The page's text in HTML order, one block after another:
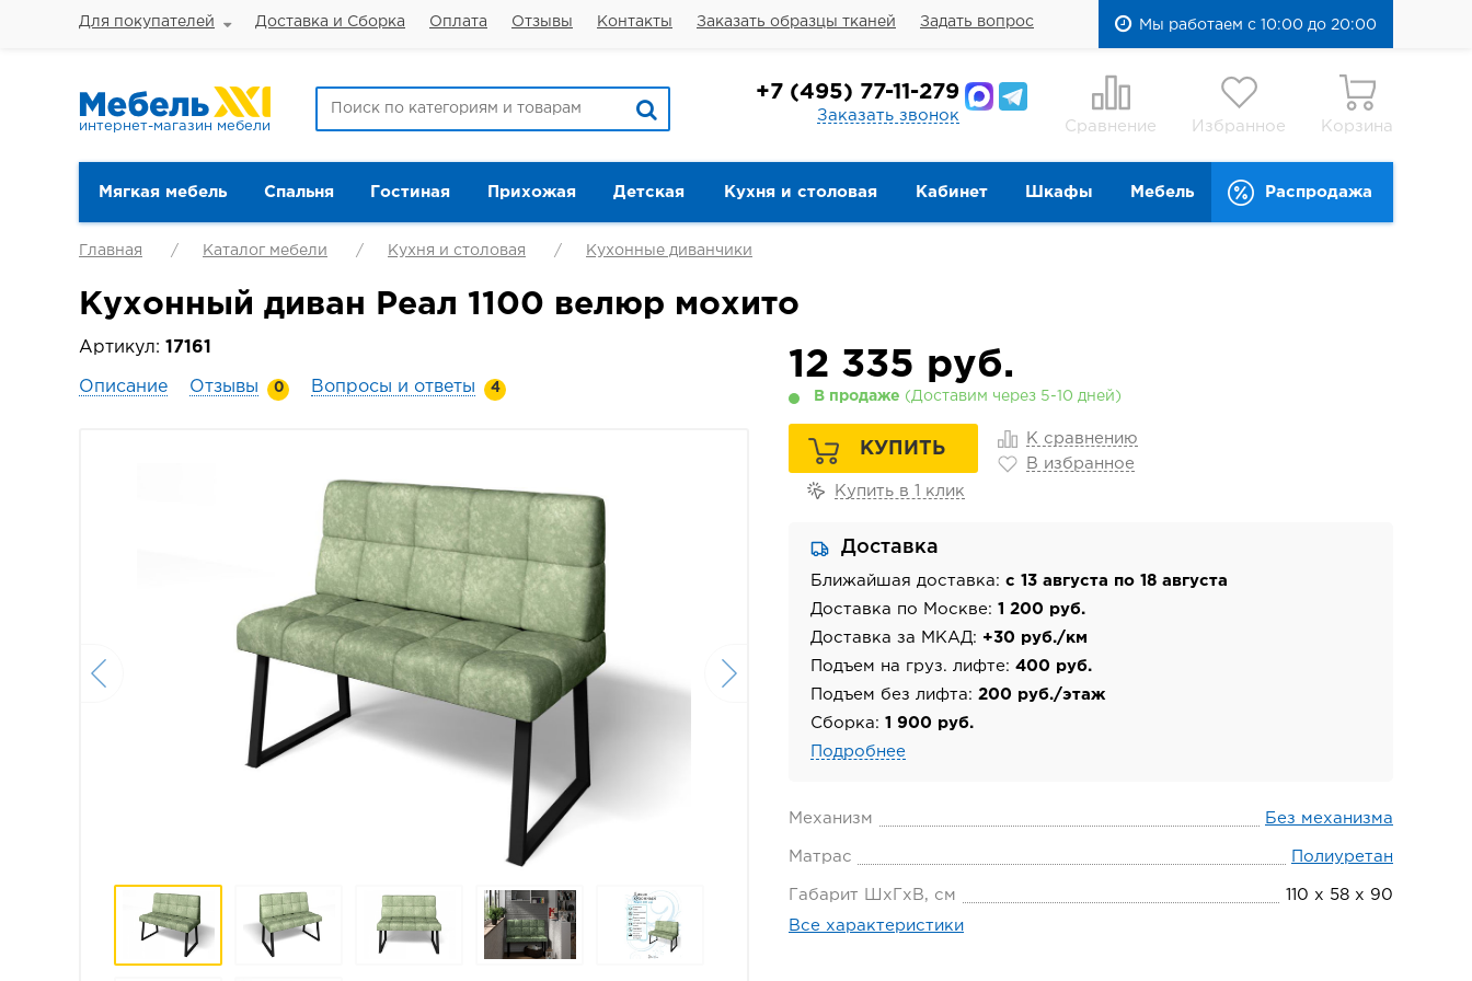
Для покупателей Доставка и Сборка Оплата Отзывы Контакты Заказать образцы тканей Задать вопрос Мы работаем с 10:00 до 20:00
интернет-магазин мебели
+7 (495) 77-11-279
Заказать звонок
Сравнение Избранное Корзина
Мягкая мебель Спальня Гостиная Прихожая Детская Кухня и столовая Кабинет Шкафы Мебель Распродажа
Главная Каталог мебели Кухня и столовая Кухонные диванчики
Кухонный диван Реал 1100 велюр мохито
Артикул: 17161
Описание Отзывы 0 Вопросы и ответы 4
12 335 руб.
В продаже (Доставим через 5-10 дней)
КУПИТЬ
К сравнению
В избранное
Купить в 1 клик
Доставка
Ближайшая доставка: с 13 августа по 18 августа
Доставка по Москве: 1 200 руб.
Доставка за МКАД: +30 руб./км
Подъем на груз. лифте: 400 руб.
Подъем без лифта: 200 руб./этаж
Сборка: 1 900 руб.
Подробнее
Механизм Без механизма
Матрас Полиуретан
Габарит ШхГхВ, см 110 х 58 х 90
Все характеристики